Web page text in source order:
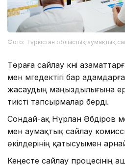
Фото: Түркістан облыстық аумақтық
Төраға сайлау күні
мен мүгедектігі бар
жасаудың маңыздылығына
тиісті тапсырмалар берді.
Сондай-ақ Нұрлан Әбдіров
мен аумақтық сайлау
өкілдерінің қатысуымен
Кеңесте сайлау процесінің